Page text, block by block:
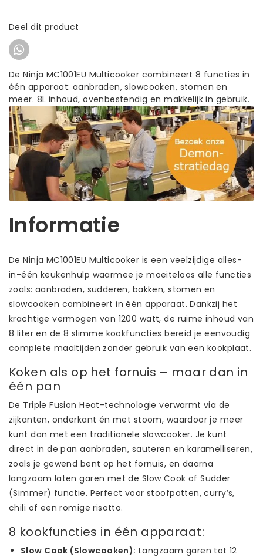
Deel dit product
De Ninja MC1001EU Multicooker combineert 8 functies in
één apparaat: aanbraden, slowcooken, stomen en
meer. 8L inhoud, ovenbestendig en makkelijk in gebruik.
Informatie
De Ninja MC1001EU Multicooker is een veelzijdige alles-
in-één keukenhulp waarmee je moeiteloos alle functies
zoals: aanbraden, sudderen, bakken, stomen en
slowcooken combineert in één apparaat. Dankzij het
krachtige vermogen van 1200 watt, de ruime inhoud van
8 liter en de 8 slimme kookfuncties bereid je eenvoudig
complete maaltijden zonder gebruik van een kookplaat.
Koken als op het fornuis – maar dan in
één pan
De Triple Fusion Heat-technologie verwarmt via de
zijkanten, onderkant én met stoom, waardoor je meer
kunt dan met een traditionele slowcooker. Je kunt
direct in de pan aanbraden, sauteren en karamelliseren,
zoals je gewend bent op het fornuis, en daarna
langzaam laten garen met de Slow Cook of Sudder
(Simmer) functie. Perfect voor stoofpotten, curry’s,
chili of een romige risotto.
8 kookfuncties in één apparaat:
Slow Cook (Slowcooken): Langzaam garen tot 12